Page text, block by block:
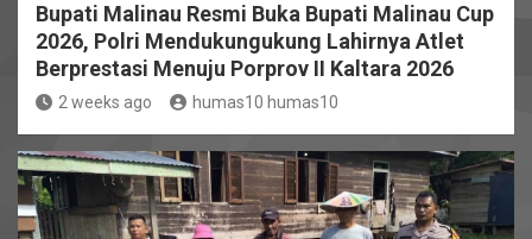
Bupati Malinau Resmi Buka Bupati Malinau Cup
2026, Polri Mendukungukung Lahirnya Atlet
Berprestasi Menuju Porprov II Kaltara 2026
2 weeks ago humas10 humas10